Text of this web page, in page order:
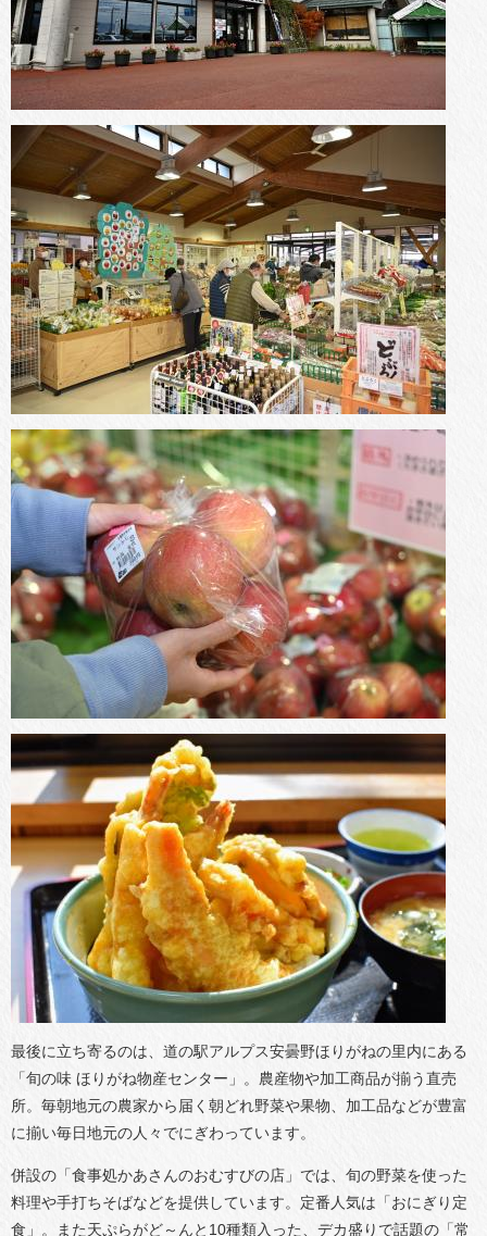
最後に立ち寄るのは、道の駅アルプス安曇野ほりがねの里内にある
「旬の味 ほりがね物産センター」。農産物や加工商品が揃う直売
所。毎朝地元の農家から届く朝どれ野菜や果物、加工品などが豊富
に揃い毎日地元の人々でにぎわっています。
併設の「食事処かあさんのおむすびの店」では、旬の野菜を使った
料理や手打ちそばなどを提供しています。定番人気は「おにぎり定
食」。また天ぷらがど～んと10種類入った、デカ盛りで話題の「常